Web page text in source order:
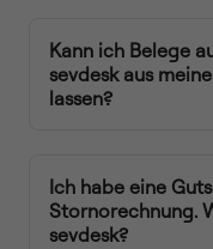
Kann ich Belege
sevdesk aus
lassen?
Ich habe eine
Stornorechnung.
sevdesk?